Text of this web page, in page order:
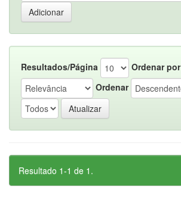
Resultados/Página
Ordenar por
Ordenar
Resultado 1-1 de 1.